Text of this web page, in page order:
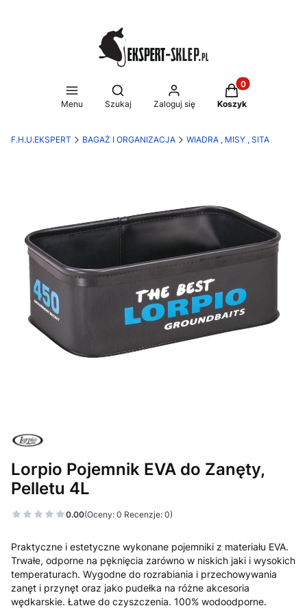
Menu
Otwórz wyszukiwarkę
Szukaj Zaloguj się
Produkty w
Koszyk
F.H.U.EKSPERT BAGAŻ I ORGANIZACJA WIADRA , MISY , SITA
Lorpio Pojemnik EVA do Zanęty,
Pelletu 4L
0.00(Oceny: 0 Recenzje: 0)
Praktyczne i estetyczne wykonane pojemniki z materiału EVA.
Trwałe, odporne na pęknięcia zarówno w niskich jaki i wysokich
temperaturach. Wygodne do rozrabiania i przechowywania
zanęt i przynęt oraz jako pudełka na różne akcesoria
wędkarskie. Łatwe do czyszczenia. 100% wodoodporne.